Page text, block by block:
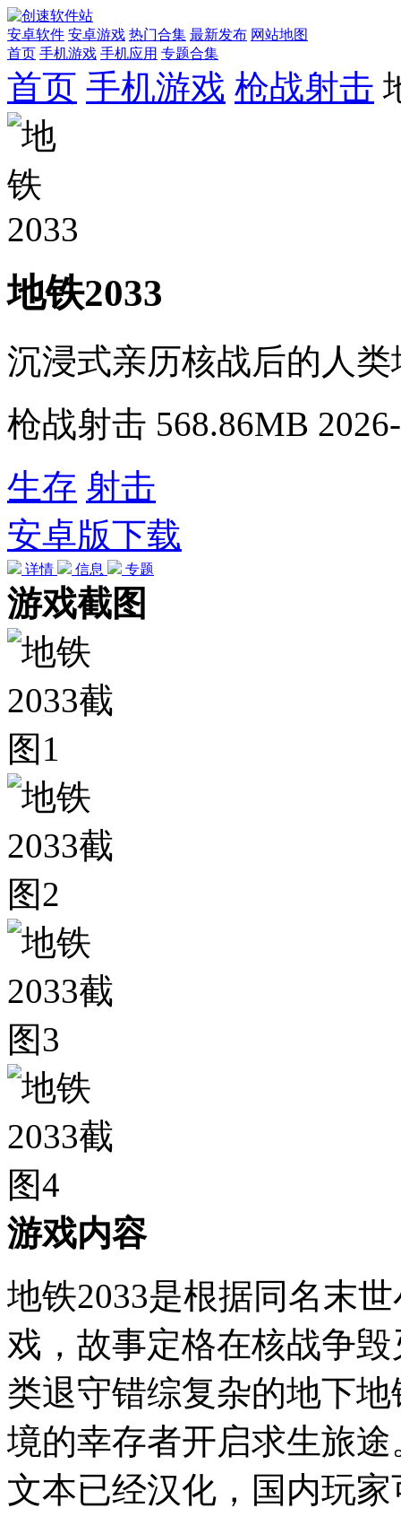
安卓软件 安卓游戏 热门合集 最新发布 网站地图
首页 手机游戏 手机应用 专题合集
首页 手机游戏 枪战射击
地铁2033
沉浸式亲历核战后的人
枪战射击 568.86MB
生存 射击
安卓版下载
详情 信息 专题
游戏截图
游戏内容
地铁2033是根据同名末
戏，故事定格在核战争
类退守错综复杂的地下
境的幸存者开启求生旅
文本已经汉化，国内玩